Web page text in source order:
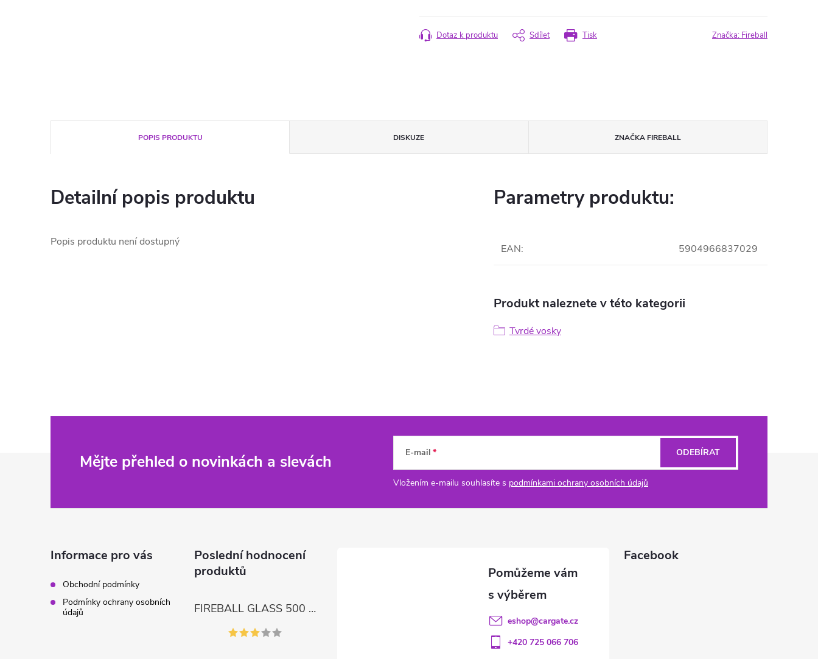
cena:
Tisk
Dotaz k produktu Sdílet Značka: Fireball
POPIS PRODUKTU DISKUZE ZNAČKAFIREBALL
Detailní popis produktu
Popis produktu není dostupný
Parametry produktu:
EAN: 5904966837029
Produkt naleznete v této kategorii
Tvrdé vosky
Mějte přehled o novinkách a slevách E-mail
Vložením e-mailu souhlasíte s podmínkami ochrany osobních údajů
ODEBÍRAT
Informace pro vás
Obchodní podmínky
Podmínky ochrany osobních
údajů
Poslední hodnocení
produktů
FIREBALL GLASS 500 ml – čisticí prostředek na skla a LCD displeje
eshop@cargate.cz
+420 725 066 706
Facebook